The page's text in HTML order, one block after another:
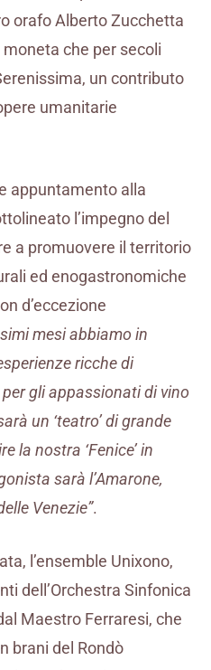
orafo Alberto Zucchetta
che per secoli
un contributo
umanitarie
appuntamento alla
l’impegno del
a promuovere il territorio
ed enogastronomiche
d’eccezione
mesi abbiamo in
ricche di
gli appassionati di vino
un ‘teatro’ di grande
la nostra ‘Fenice’ in
sarà l’Amarone,
Venezie”.
l’ensemble Unixono,
dell’Orchestra Sinfonica
Maestro Ferraresi, che
brani del Rondò